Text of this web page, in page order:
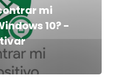
mi
10? -